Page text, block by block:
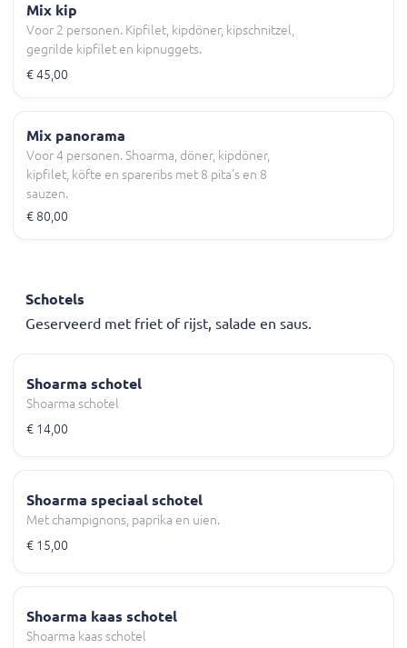
Mix kip
Voor 2 personen. Kipfilet, kipdöner, kipschnitzel,
gegrilde kipfilet en kipnuggets.
€ 45,00
Mix panorama
Voor 4 personen. Shoarma, döner, kipdöner,
kipfilet, köfte en spareribs met 8 pita's en 8
sauzen.
€ 80,00
Schotels
Geserveerd met friet of rijst, salade en saus.
Shoarma schotel
Shoarma schotel
€ 14,00
Shoarma speciaal schotel
Met champignons, paprika en uien.
€ 15,00
Shoarma kaas schotel
Shoarma kaas schotel